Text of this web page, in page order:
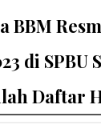
BBM
di SPBU
Daftar